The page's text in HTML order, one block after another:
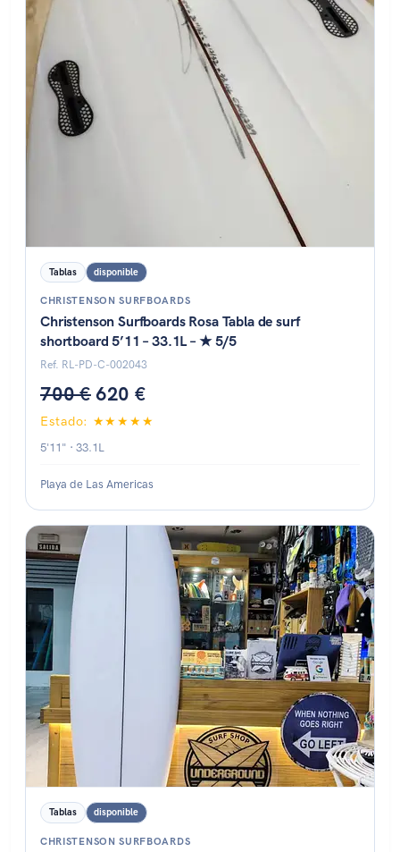
Estado: ★★★★★
Tablas disponible
CHRISTENSON SURFBOARDS
Christenson Surfboards Rosa Tabla de surf
shortboard 5’11 – 33.1L – ★ 5/5
Ref. RL-PD-C-002043
700 €620 €
Estado: ★★★★★
5'11" · 33.1L
Playa de Las Americas
Estado: ★★★★★
Tablas disponible
CHRISTENSON SURFBOARDS